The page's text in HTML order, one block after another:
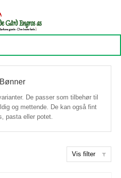
Bønner
De passer som tilbehør til
og mettende. De kan også fint
pasta eller potet.
Vis filter